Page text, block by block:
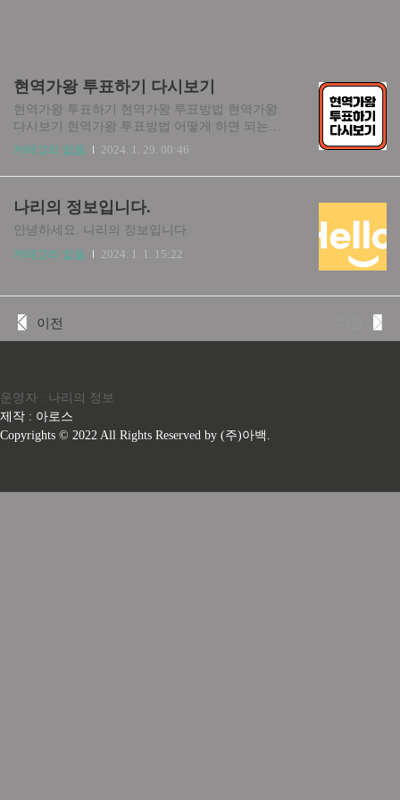
현역가왕 투표하기 다시보기
현역가왕 투표하기 현역가왕 투표방법 현역가왕
다시보기 현역가왕 투표방법 어떻게 하면 되는지
알아보고 계신가요? 현역가왕은 모바일 '네이버 나
가능합니다. 현역가왕 TOP7에 진출하면 2024 한일
원하는 트롯 가수가 한국의 대표 TOP7이 되길 원
한다면 매일 1회 당신의 현역에게 투표해 보세요. 1
카테고리 없음 2024. 1. 29. 00:46
나리의 정보입니다.
안녕하세요. 나리의 정보입니다.
카테고리 없음
2024. 1. 1. 15:22
이전
운영자 : 나리의 정보
제작 : 아로스
Copyrights © 2022 All Rights Reserved by (주)아백.